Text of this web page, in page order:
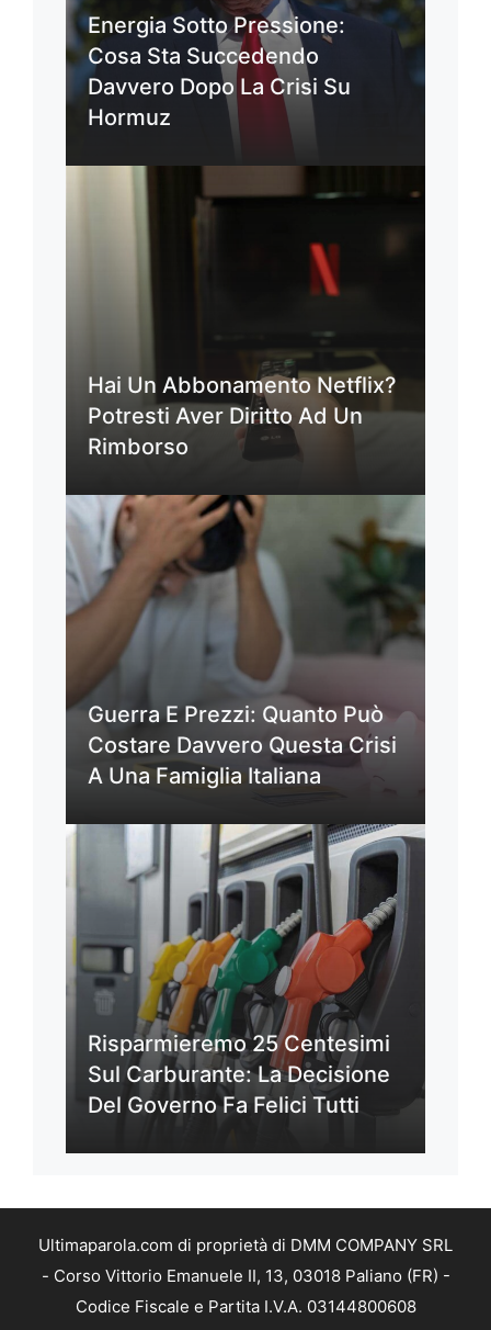
Energia Sotto Pressione:
Cosa Sta Succedendo
Davvero Dopo La Crisi Su
Hormuz
Hai Un Abbonamento Netflix?
Potresti Aver Diritto Ad Un
Rimborso
Guerra E Prezzi: Quanto Può
Costare Davvero Questa Crisi
A Una Famiglia Italiana
Risparmieremo 25 Centesimi
Sul Carburante: La Decisione
Del Governo Fa Felici Tutti
Ultimaparola.com di proprietà di DMM COMPANY SRL
- Corso Vittorio Emanuele II, 13, 03018 Paliano (FR) -
Codice Fiscale e Partita I.V.A. 03144800608